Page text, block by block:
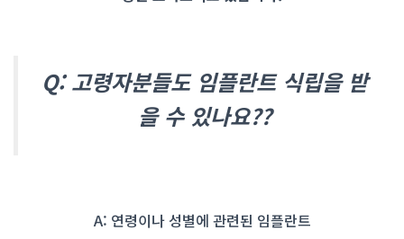
Q: 고령자분들도 임플란트 식립을 받
을 수 있나요??
A: 연령이나 성별에 관련된 임플란트